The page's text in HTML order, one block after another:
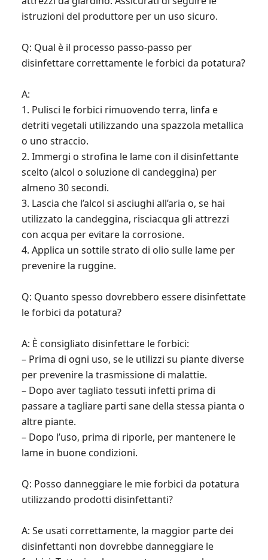
istruzioni del produttore per un uso sicuro.
Q: Qual è il processo passo-passo per
disinfettare correttamente le forbici da potatura?
A:
1. Pulisci le forbici rimuovendo terra, linfa e
detriti vegetali utilizzando una spazzola metallica
o uno straccio.
2. Immergi o strofina le lame con il disinfettante
scelto (alcol o soluzione di candeggina) per
almeno 30 secondi.
3. Lascia che l’alcol si asciughi all’aria o, se hai
utilizzato la candeggina, risciacqua gli attrezzi
con acqua per evitare la corrosione.
4. Applica un sottile strato di olio sulle lame per
prevenire la ruggine.
Q: Quanto spesso dovrebbero essere disinfettate
le forbici da potatura?
A: È consigliato disinfettare le forbici:
– Prima di ogni uso, se le utilizzi su piante diverse
per prevenire la trasmissione di malattie.
– Dopo aver tagliato tessuti infetti prima di
passare a tagliare parti sane della stessa pianta o
altre piante.
– Dopo l’uso, prima di riporle, per mantenere le
lame in buone condizioni.
Q: Posso danneggiare le mie forbici da potatura
utilizzando prodotti disinfettanti?
A: Se usati correttamente, la maggior parte dei
disinfettanti non dovrebbe danneggiare le